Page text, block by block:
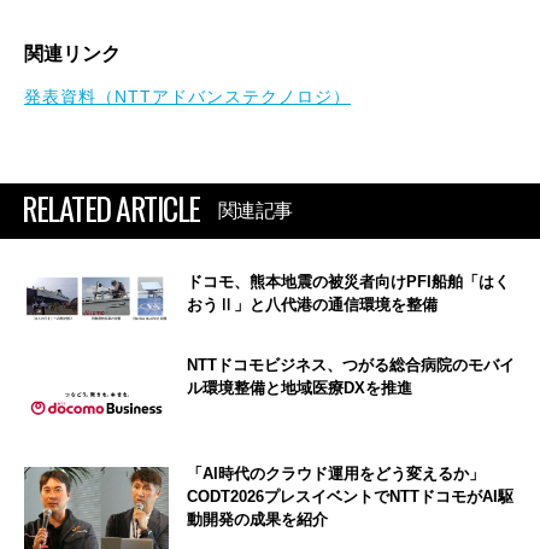
関連リンク
発表資料（NTTアドバンステクノロジ）
RELATED ARTICLE 関連記事
ドコモ、熊本地震の被災者向けPFI船舶「はく
おうⅡ」と八代港の通信環境を整備
NTTドコモビジネス、つがる総合病院のモバイ
ル環境整備と地域医療DXを推進
「AI時代のクラウド運用をどう変えるか」
CODT2026プレスイベントでNTTドコモがAI駆
動開発の成果を紹介